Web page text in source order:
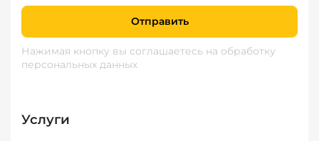
Отправить
Нажимая кнопку вы соглашаетесь на обработку
персональных данных
Услуги